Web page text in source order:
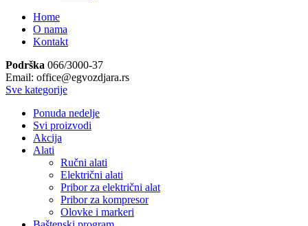
Home
O nama
Kontakt
Podrška 066/3000-37
Email: office@egvozdjara.rs
Sve kategorije
Ponuda nedelje
Svi proizvodi
Akcija
Alati
Ručni alati
Električni alati
Pribor za električni alat
Pribor za kompresor
Olovke i markeri